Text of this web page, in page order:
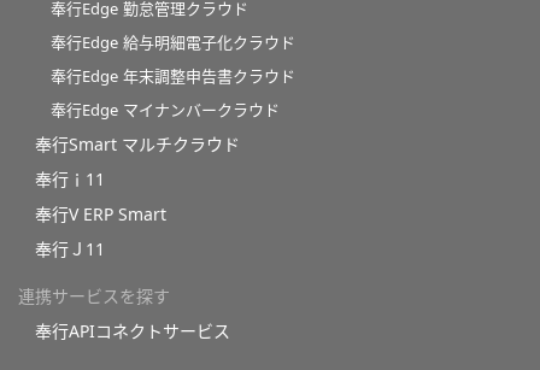
奉行Edge 勤怠管理クラウド
奉行Edge 給与明細電子化クラウド
奉行Edge 年末調整申告書クラウド
奉行Edge マイナンバークラウド
奉行Smart マルチクラウド
奉行ｉ11
奉行V ERP Smart
奉行Ｊ11
連携サービスを探す
奉行APIコネクトサービス